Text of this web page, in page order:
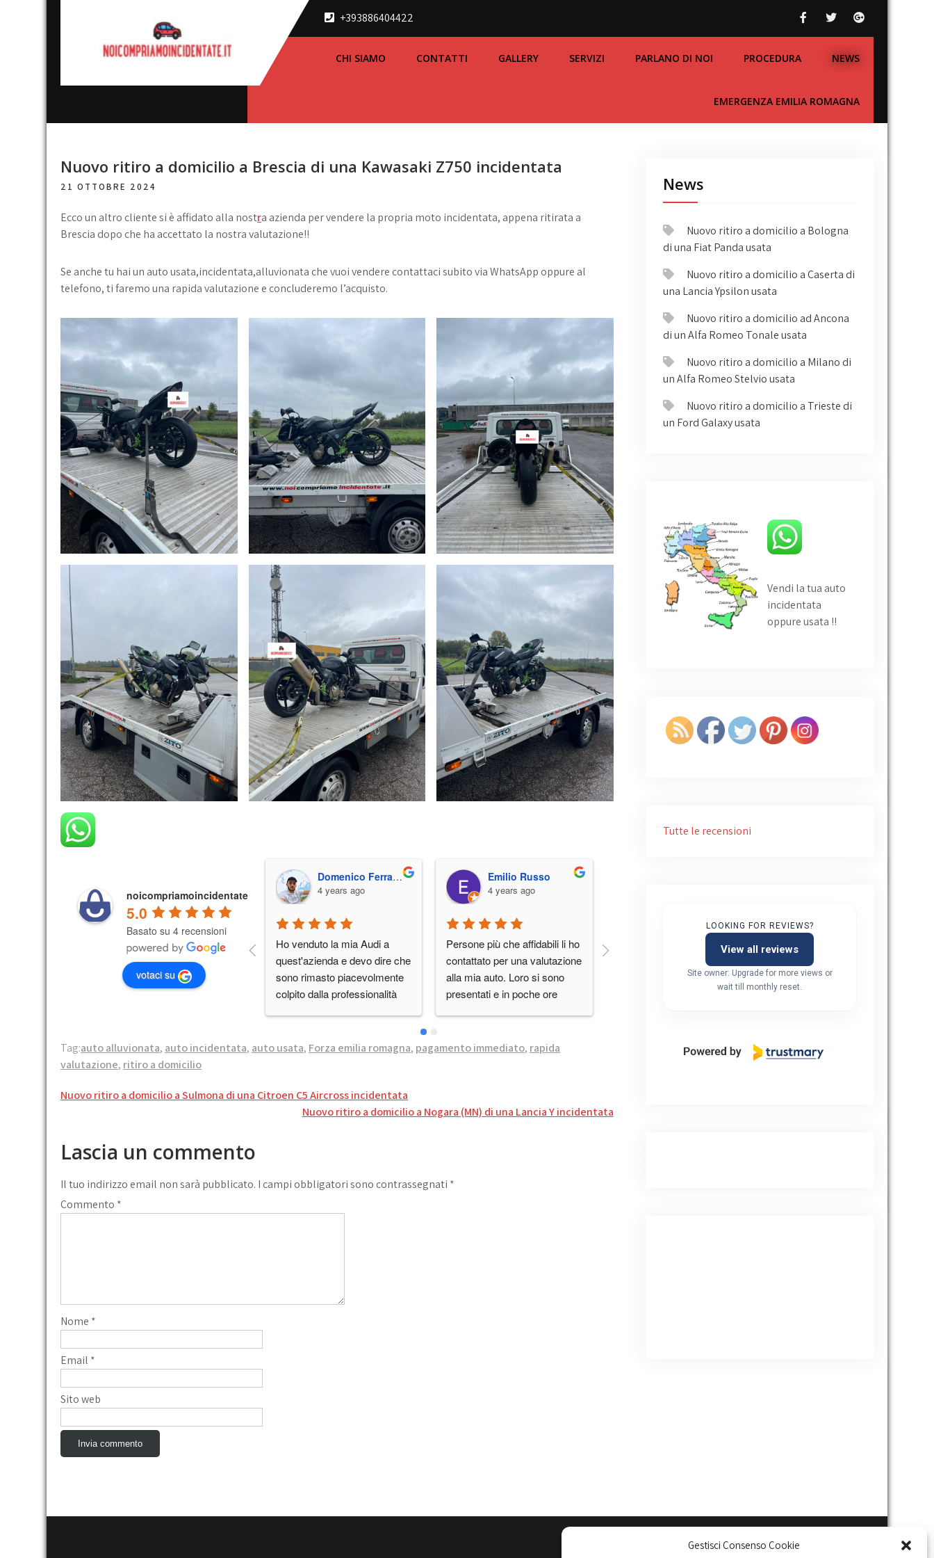
Gestisci Consenso Cookie
+393886404422
Noi
incidentate
automobili
CHI SIAMO CONTATTI GALLERY SERVIZI PARLANO DI NOI PROCEDURA NEWS
EMERGENZA EMILIA ROMAGNA
Nuovo ritiro a domicilio a Brescia di una Kawasaki Z750 incidentata
21 OTTOBRE 2024
Ecco un altro cliente si è affidato alla nostra azienda per vendere la propria moto incidentata, appena ritirata a
Brescia dopo che ha accettato la nostra valutazione!!
Se anche tu hai un auto usata,incidentata,alluvionata che vuoi vendere contattaci subito via WhatsApp oppure al
telefono, ti faremo una rapida valutazione e concluderemo l’acquisto.
noicompriamoincidentate
5.0
Basato su 4 recensioni
votaci su
Domenico Ferraioli
4 years ago
Ho venduto la mia Audi a
quest'azienda e devo dire che
sono rimasto piacevolmente
colpito dalla professionalità
giorno ed orario a me
consiglio.Grazie, vi terrò
presente in futuro.
Emilio Russo
4 years ago
Persone più che affidabili li ho
contattato per una valutazione
alla mia auto. Loro si sono
presentati e in poche ore
Ottima azienda persone serie
e cordiali e promettono
quanto preventivato
Tag:auto alluvionata, auto incidentata, auto usata, Forza emilia romagna, pagamento immediato, rapida
valutazione, ritiro a domicilio
Navigazione
Nuovo ritiro a domicilio a Sulmona di una Citroen C5 Aircross incidentata
Nuovo ritiro a domicilio a Nogara (MN) di una Lancia Y incidentata
Lascia un commento
Il tuo indirizzo email non sarà pubblicato. I campi obbligatori sono contrassegnati *
Commento *
Nome *
Email *
Sito web
News
Nuovo ritiro a domicilio a Bologna
di una Fiat Panda usata
Nuovo ritiro a domicilio a Caserta di
una Lancia Ypsilon usata
Nuovo ritiro a domicilio ad Ancona
di un Alfa Romeo Tonale usata
Nuovo ritiro a domicilio a Milano di
un Alfa Romeo Stelvio usata
Nuovo ritiro a domicilio a Trieste di
un Ford Galaxy usata
Vendi la tua auto
incidentata
oppure usata !!
Tutte le recensioni
LOOKING FOR REVIEWS?
View all reviews
Site owner: Upgrade for more views or
wait till monthly reset.